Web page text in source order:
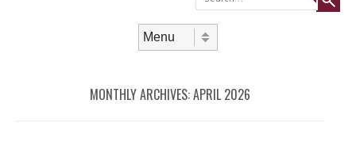
MONTHLY ARCHIVES:APRIL 2026